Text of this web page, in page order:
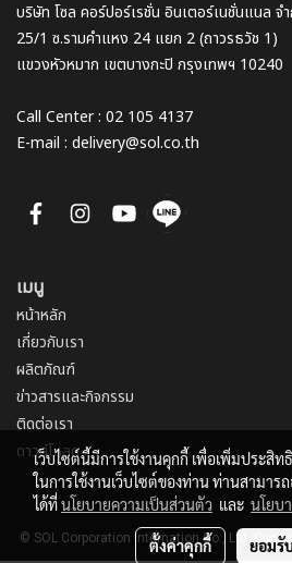
บริษัท โซล คอร์ปอร์เรชั่น อินเตอร์เนชั่นแนล จ
25/1 ซ.รามคำแหง 24 แยก 2 (ถาวรธวัช 1)
แขวงหัวหมาก เขตบางกะปิ กรุงเทพฯ 10240
Call Center : 02 105 4137
E-mail : delivery@sol.co.th
เมนู
หน้าหลัก
เกี่ยวกับเรา
ผลิตภัณฑ์
ข่าวสารและกิจกรรม
ติดต่อเรา
ดาวน์โหลด
© SOL Corporation Internation Co., Ltd.
เว็บไซต์นี้มีการใช้งานคุกกี้ เพื่อเพิ่มประสิ
ในการใช้งานเว็บไซต์ของท่าน ท่านสามาร
ได้ที่นโยบายความเป็นส่วนตัว และ นโยบ
ตั้งค่าคุกกี้ ยอมรั